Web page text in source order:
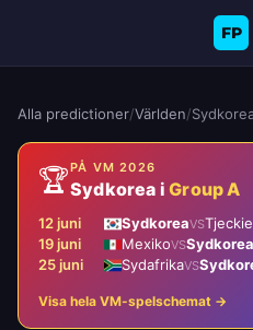
FP
Alla predictioner/Världen/
🏆PÅ VM 2026
Sydkorea iGroup A
12 juni SydkoreaVS
19 juni
MexikoVSSydkorea
25 juni
SydafrikaVS
Visa hela VM-spelschemat →